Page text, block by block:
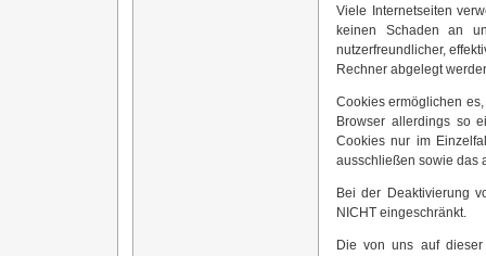
Viele Internetseiten
keinen Schaden an
nutzerfreundlicher,
Rechner abgelegt
Cookies ermöglichen
Browser allerdings so
Cookies nur im
ausschließen sowie das
Bei der Deaktivierung
NICHT eingeschränkt.
Die von uns auf dieser